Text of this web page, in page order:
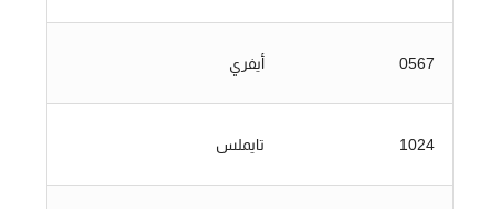
0567 أيفري
1024 تايملس